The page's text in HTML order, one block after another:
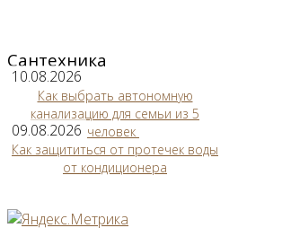
Сантехника
10.08.2026
Как выбрать автономную
канализацию для семьи из 5
человек
09.08.2026
Как защититься от протечек воды
от кондиционера